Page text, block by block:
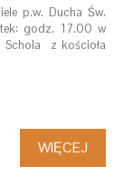
p.w. Ducha Św.
godz. 17.00 w
Schola z kościoła
WIĘCEJ